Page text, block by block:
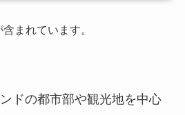
まれています。
ドの都市部や観光地を中心